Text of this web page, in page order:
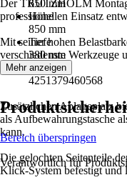
650 mm
Höhe
850 mm
Tiefe
380 mm
EAN
4251379460568
Der TRUTZHOLM
professionellen Einsatz
Mit seiner hohen
verschiedenste Werkzeuge
Zusätzlichen Ablageplatz
als Aufbewahrungstasche
kann.
Die gelochten Seitenteile
Klick-System befestigt und
Mehr anzeigen
Bereich überspringen
Verantwortlich für